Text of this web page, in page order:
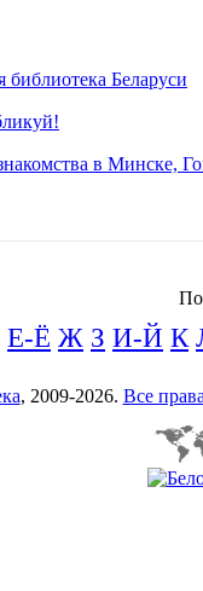
Беларуси
в Минске,
Е-Ё Ж З И-Й К
, 2009-2026. Все